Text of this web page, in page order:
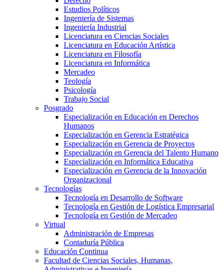
Estudios Políticos
Ingeniería de Sistemas
Ingeniería Industrial
Licenciatura en Ciencias Sociales
Licenciatura en Educación Artística
Licenciatura en Filosofía
Licenciatura en Informática
Mercadeo
Teología
Psicología
Trabajo Social
Posgrado
Especialización en Educación en Derechos
Humanos
Especialización en Gerencia Estratégica
Especialización en Gerencia de Proyectos
Especialización en Gerencia del Talento Humano
Especialización en Informática Educativa
Especialización en Gerencia de la Innovación
Organizacional
Tecnologías
Tecnología en Desarrollo de Software
Tecnología en Gestión de Logística Empresarial
Tecnología en Gestión de Mercadeo
Virtual
Administración de Empresas
Contaduría Pública
Educación Continua
Facultad de Ciencias Sociales, Humanas,